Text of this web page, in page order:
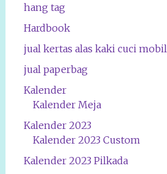
hang tag
Hardbook
jual kertas alas kaki cuci mobil
jual paperbag
Kalender
Kalender Meja
Kalender 2023
Kalender 2023 Custom
Kalender 2023 Pilkada